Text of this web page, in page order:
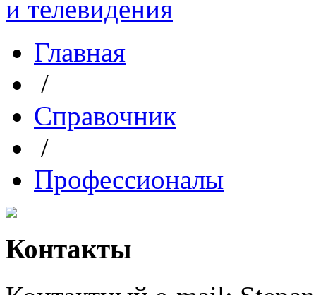
Главная
/
Справочник
/
Профессионалы
Контакты